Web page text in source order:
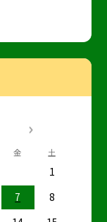
金 土
1
7
8